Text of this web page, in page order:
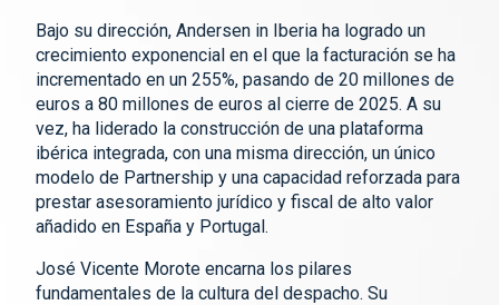
Bajo su dirección, Andersen in Iberia ha logrado un
crecimiento exponencial en el que la facturación se ha
incrementado en un 255%, pasando de 20 millones de
euros a 80 millones de euros al cierre de 2025. A su
vez, ha liderado la construcción de una plataforma
ibérica integrada, con una misma dirección, un único
modelo de Partnership y una capacidad reforzada para
prestar asesoramiento jurídico y fiscal de alto valor
añadido en España y Portugal.
José Vicente Morote encarna los pilares
fundamentales de la cultura del despacho. Su